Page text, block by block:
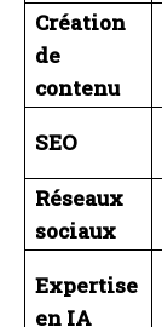
Création
de
contenu
SEO
Réseaux
sociaux
Expertise
en IA